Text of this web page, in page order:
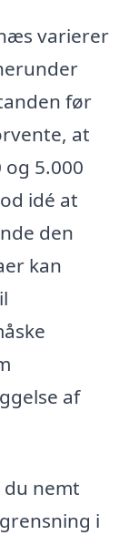
varierer
før
at
5.000
idé at
den
kan
af
nemt
i